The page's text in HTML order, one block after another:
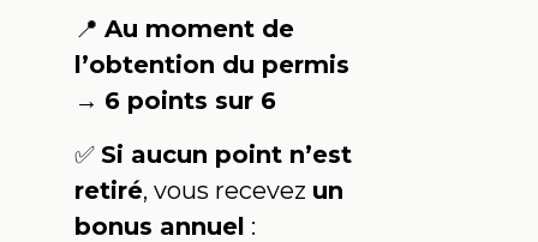
📍Au moment de
l’obtention du permis
→ 6 points sur 6
✅Si aucun point n’est
retiré, vous recevez un
bonus annuel :